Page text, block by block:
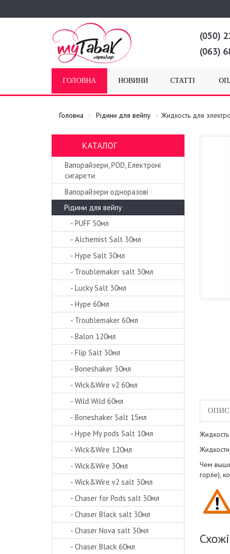
(050)
(063)
ГОЛОВНА НОВИНИ СТАТТІ
Головна Рідини для вейпу Жидкость для
КАТАЛОГ
Вапорайзери, POD, Електроні
сигарети
Вапорайзери одноразові
Рідини для вейпу
- PUFF 50мл
- Alchemist Salt 30мл
- Hype Salt 30мл
- Troublemaker salt 30мл
- Lucky Salt 30мл
- Hype 60мл
- Troublemaker 60мл
- Balon 120мл
- Flip Salt 30мл
- Boneshaker 30мл
- Wick&Wire v2 60мл
- Wild Wild 60мл
- Boneshaker Salt 15мл
- Hype My pods Salt 10мл
- Wick&Wire 120мл
- Wick&Wire 30мл
- Wick&Wire v2 salt 30мл
- Chaser for Pods salt 30мл
- Chaser Black salt 30мл
- Chaser Nova salt 30мл
- Chaser Black 60мл
ОПИС
Чем
горле),